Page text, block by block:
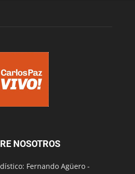
NOSOTROS
Fernando Agüero -